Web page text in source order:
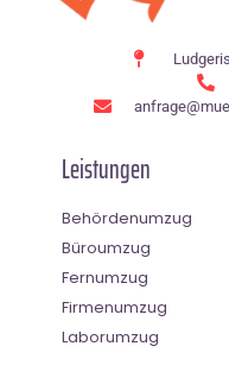
Leistungen
Behördenumzug
Büroumzug
Fernumzug
Firmenumzug
Laborumzug